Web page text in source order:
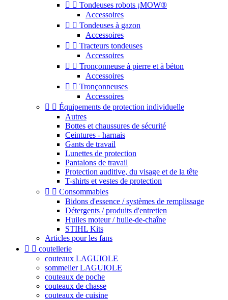
  Tondeuses robots ¡MOW®
Accessoires
  Tondeuses à gazon
Accessoires
  Tracteurs tondeuses
Accessoires
  Tronçonneuse à pierre et à béton
Accessoires
  Tronçonneuses
Accessoires
  Équipements de protection individuelle
Autres
Bottes et chaussures de sécurité
Ceintures - harnais
Gants de travail
Lunettes de protection
Pantalons de travail
Protection auditive, du visage et de la tête
T-shirts et vestes de protection
  Consommables
Bidons d'essence / systèmes de remplissage
Détergents / produits d'entretien
Huiles moteur / huile-de-chaîne
STIHL Kits
Articles pour les fans
  coutellerie
couteaux LAGUIOLE
sommelier LAGUIOLE
couteaux de poche
couteaux de chasse
couteaux de cuisine